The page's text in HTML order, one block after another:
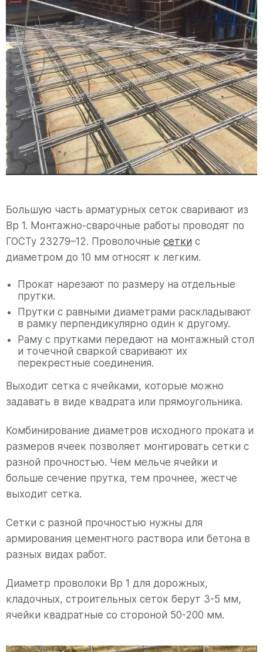
Большую часть арматурных сеток сваривают из
Вр 1. Монтажно-сварочные работы проводят по
ГОСТу 23279–12. Проволочные сетки с
диаметром до 10 мм относят к легким.
Прокат нарезают по размеру на отдельные
прутки.
Прутки с равными диаметрами раскладывают
в рамку перпендикулярно один к другому.
Раму с прутками передают на монтажный стол
и точечной сваркой сваривают их
перекрестные соединения.
Выходит сетка с ячейками, которые можно
задавать в виде квадрата или прямоугольника.
Комбинирование диаметров исходного проката и
размеров ячеек позволяет монтировать сетки с
разной прочностью. Чем мельче ячейки и
больше сечение прутка, тем прочнее, жестче
выходит сетка.
Сетки с разной прочностью нужны для
армирования цементного раствора или бетона в
разных видах работ.
Диаметр проволоки Вр 1 для дорожных,
кладочных, строительных сеток берут 3-5 мм,
ячейки квадратные со стороной 50-200 мм.